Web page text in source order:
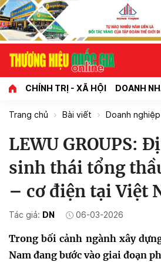
CHÍNH TRỊ - XÃ HỘI DOANH
Trang chủ Bài viết Doanh
LEWU GROUPS:
sinh thái tổng
– cơ điện tại Việt
Tác giả: DN 06-03-2026
Trong bối cảnh ngành xây
Nam đang bước vào giai đoạn